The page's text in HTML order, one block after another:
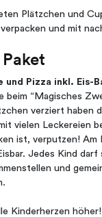
Plätzchen und
und mit
und Pizza inkl. Eis-
beim “Magisches
verziert haben
vielen Leckereien
ist, verputzen! Am
Jedes Kind darf
und
Kinderherzen höher!